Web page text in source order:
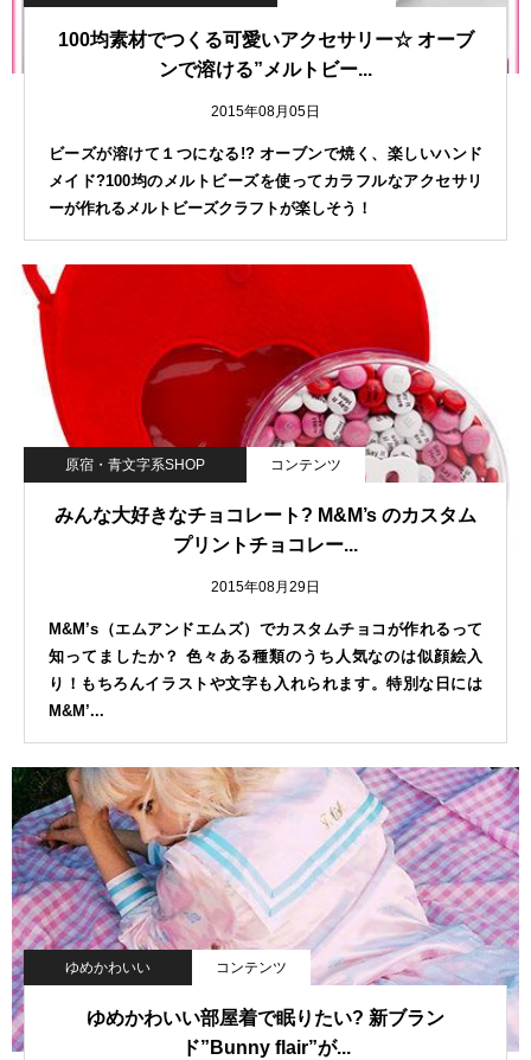
100均素材でつくる可愛いアクセサリー☆ オーブ
ンで溶ける”メルトビー...
2015年08月05日
ビーズが溶けて１つになる!? オーブンで焼く、楽しいハンド
メイド?100均のメルトビーズを使ってカラフルなアクセサリ
ーが作れるメルトビーズクラフトが楽しそう！
原宿・青文字系SHOP コンテンツ
みんな大好きなチョコレート? M&M’s のカスタム
プリントチョコレー...
2015年08月29日
M&M’s（エムアンドエムズ）でカスタムチョコが作れるって
知ってましたか？ 色々ある種類のうち人気なのは似顔絵入
り！もちろんイラストや文字も入れられます。特別な日には
M&M’...
ゆめかわいい コンテンツ
ゆめかわいい部屋着で眠りたい? 新ブラン
ド”Bunny flair”が...